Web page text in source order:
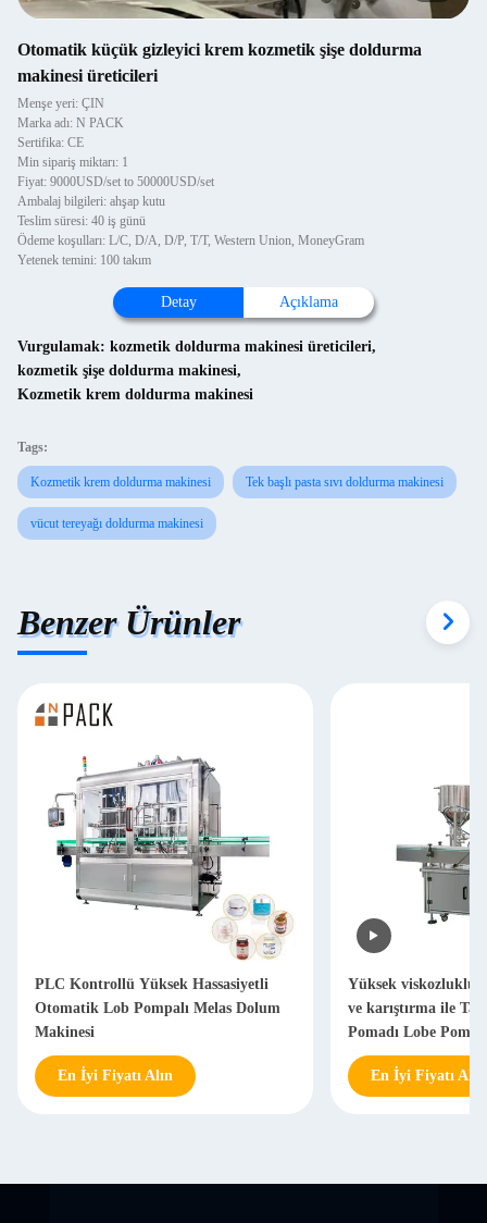
Otomatik küçük gizleyici krem kozmetik şişe doldurma
makinesi üreticileri
Menşe yeri: ÇIN
Marka adı: N PACK
Sertifika: CE
Min sipariş miktarı: 1
Fiyat: 9000USD/set to 50000USD/set
Ambalaj bilgileri: ahşap kutu
Teslim süresi: 40 iş günü
Ödeme koşulları: L/C, D/A, D/P, T/T, Western Union, MoneyGram
Yetenek temini: 100 takım
Detay Açıklama
Vurgulamak: kozmetik doldurma makinesi üreticileri,
kozmetik şişe doldurma makinesi,
Kozmetik krem doldurma makinesi
Tags:
Kozmetik krem doldurma makinesi Tek başlı pasta sıvı doldurma makinesi
vücut tereyağı doldurma makinesi
Benzer Ürünler
PLC Kontrollü Yüksek Hassasiyetli
Otomatik Lob Pompalı Melas Dolum
Makinesi
En İyi Fiyatı Alın
Yüksek viskozluklu
ve karıştırma ile
Pomadı Lobe
Makinesi
En İyi Fiyatı Alın